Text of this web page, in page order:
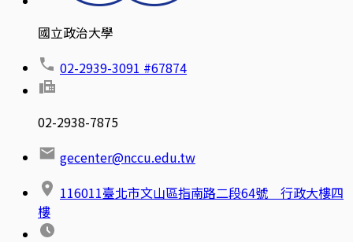
國立政治大學
02-2939-3091 #67874
02-2938-7875
gecenter@nccu.edu.tw
116011臺北市文山區指南路二段64號 行政大樓四
樓